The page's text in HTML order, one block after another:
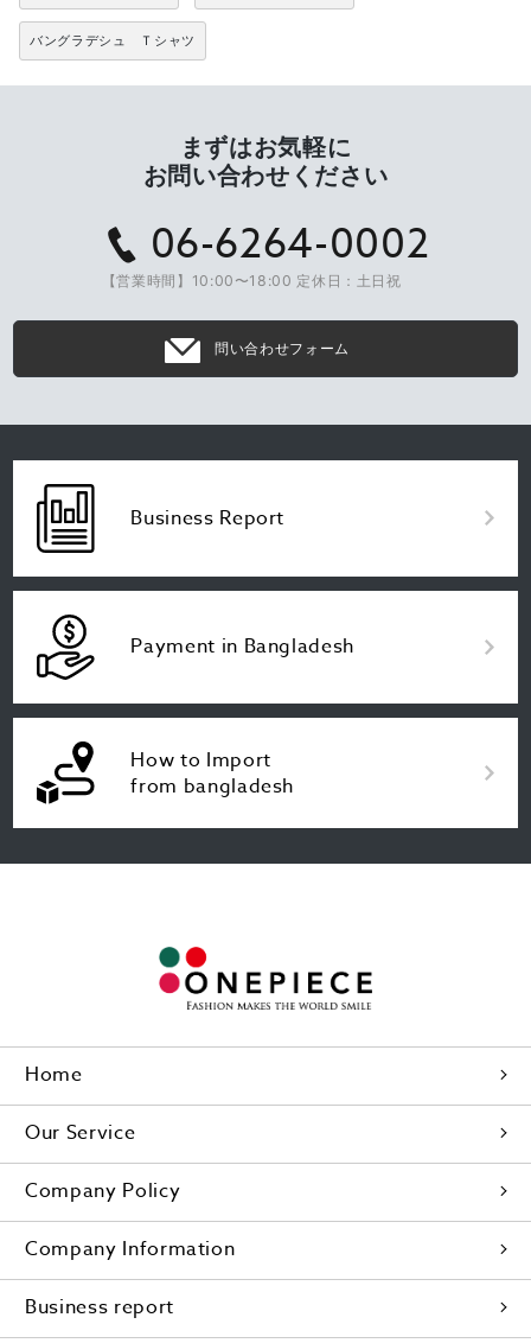
バングラデシュ Ｔシャツ
まずはお気軽に
お問い合わせください
06-6264-0002
【営業時間】10:00〜18:00 定休日：土日祝
問い合わせフォーム
Business Report
Payment in Bangladesh
How to Import
from bangladesh
Home
Our Service
Company Policy
Company Information
Business report